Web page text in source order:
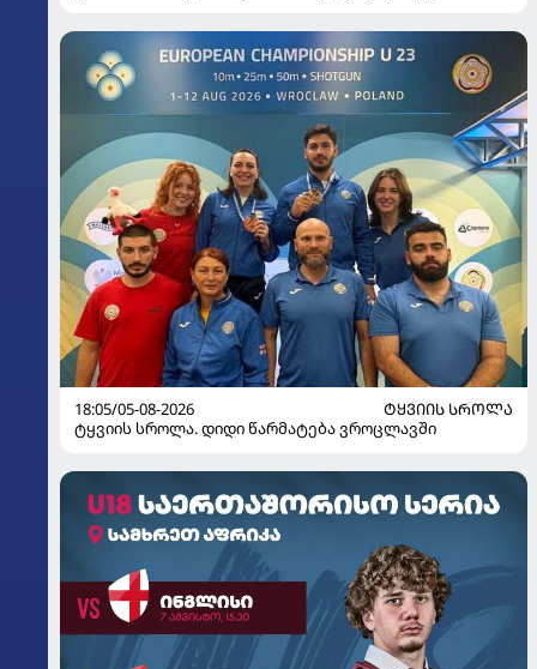
18:05/05-08-2026
ᲢᲧᲕᲘᲘᲡ ᲡᲠᲝᲚᲐ
ტყვიის სროლა. დიდი წარმატება ვროცლავში